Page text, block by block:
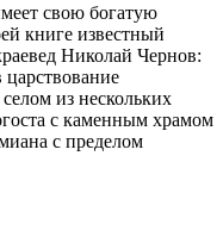
свою богатую
книге известный
Николай Чернов:
из нескольких
с каменным храмом
с пределом